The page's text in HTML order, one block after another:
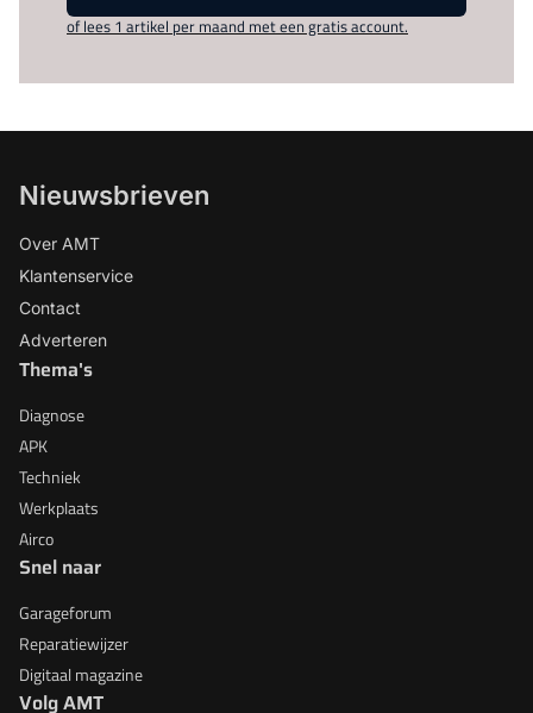
of lees 1 artikel per maand met een gratis account.
Nieuwsbrieven
Over AMT
Klantenservice
Contact
Adverteren
Thema's
Diagnose
APK
Techniek
Werkplaats
Airco
Snel naar
Garageforum
Reparatiewijzer
Digitaal magazine
Volg AMT